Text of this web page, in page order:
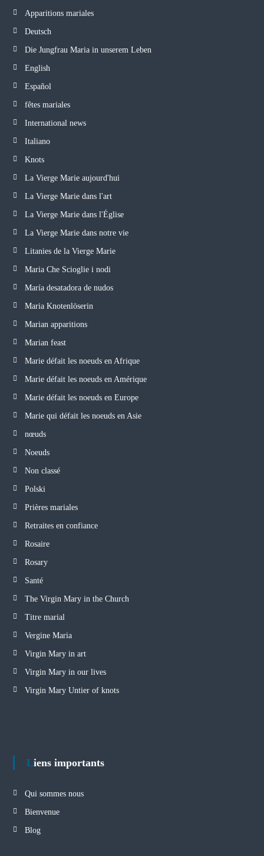
Apparitions mariales
Deutsch
Die Jungfrau Maria in unserem Leben
English
Español
fêtes mariales
International news
Italiano
Knots
La Vierge Marie aujourd'hui
La Vierge Marie dans l'art
La Vierge Marie dans l'Église
La Vierge Marie dans notre vie
Litanies de la Vierge Marie
Maria Che Scioglie i nodi
María desatadora de nudos
Maria Knotenlöserin
Marian apparitions
Marian feast
Marie défait les noeuds en Afrique
Marie défait les noeuds en Amérique
Marie défait les noeuds en Europe
Marie qui défait les noeuds en Asie
nœuds
Noeuds
Non classé
Polski
Prières mariales
Retraites en confiance
Rosaire
Rosary
Santé
The Virgin Mary in the Church
Titre marial
Vergine Maria
Virgin Mary in art
Virgin Mary in our lives
Virgin Mary Untier of knots
Liens importants
Qui sommes nous
Bienvenue
Blog